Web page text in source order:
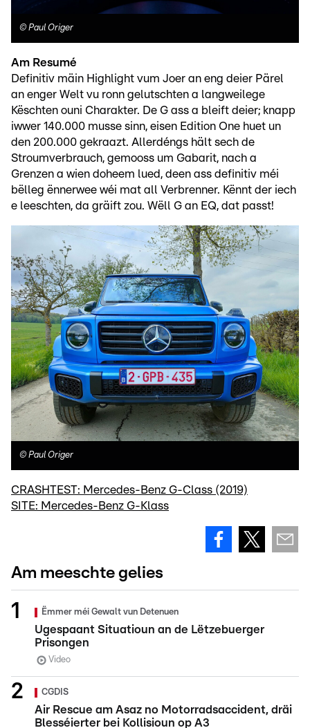
© Paul Origer
Am Resumé
Definitiv mäin Highlight vum Joer an eng deier Pärel
an enger Welt vu ronn gelutschten a langweilege
Këschten ouni Charakter. De G ass a bleift deier; knapp
iwwer 140.000 musse sinn, eisen Edition One huet un
den 200.000 gekraazt. Allerdéngs hält sech de
Stroumverbrauch, gemooss um Gabarit, nach a
Grenzen a wien doheem lued, deen ass definitiv méi
bëlleg ënnerwee wéi mat all Verbrenner. Kënnt der iech
e leeschten, da gräift zou. Wëll G an EQ, dat passt!
© Paul Origer
CRASHTEST: Mercedes-Benz G-Class (2019)
SITE: Mercedes-Benz G-Klass
Am meeschte gelies
Ëmmer méi Gewalt vun Detenuen
Ugespaant Situatioun an de Lëtzebuerger
Prisongen
Video
CGDIS
Air Rescue am Asaz no Motorradsaccident, dräi
Blesséierter bei Kollisioun op A3